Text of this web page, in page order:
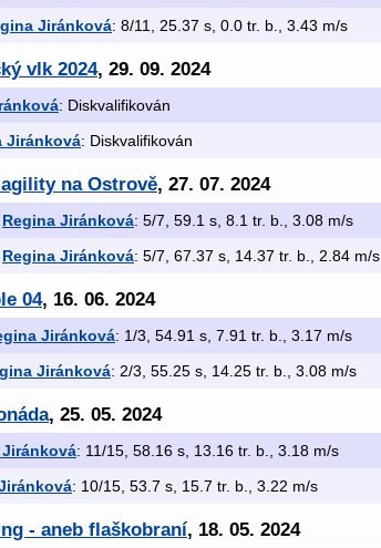
Jiránková: 8/11, 25.37 s, 0.0 tr. b., 3.43 m/s
vlk 2024, 29. 09. 2024
: Diskvalifikován
Jiránková: Diskvalifikován
na Ostrově, 27. 07. 2024
Regina Jiránková: 5/7, 59.1 s, 8.1 tr. b., 3.08 m/s
Regina Jiránková: 5/7, 67.37 s, 14.37 tr. b., 2.84 m/s
04, 16. 06. 2024
Jiránková: 1/3, 54.91 s, 7.91 tr. b., 3.17 m/s
Jiránková: 2/3, 55.25 s, 14.25 tr. b., 3.08 m/s
, 25. 05. 2024
Jiránková: 11/15, 58.16 s, 13.16 tr. b., 3.18 m/s
: 10/15, 53.7 s, 15.7 tr. b., 3.22 m/s
- aneb flaškobraní, 18. 05. 2024